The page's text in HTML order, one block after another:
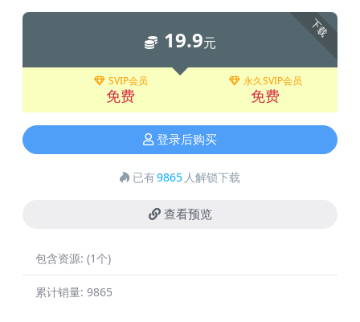
下载
19.9元
SVIP会员
免费
永久SVIP会员
免费
登录后购买
已有9865 人解锁下载
查看预览
包含资源: (1个)
累计销量: 9865